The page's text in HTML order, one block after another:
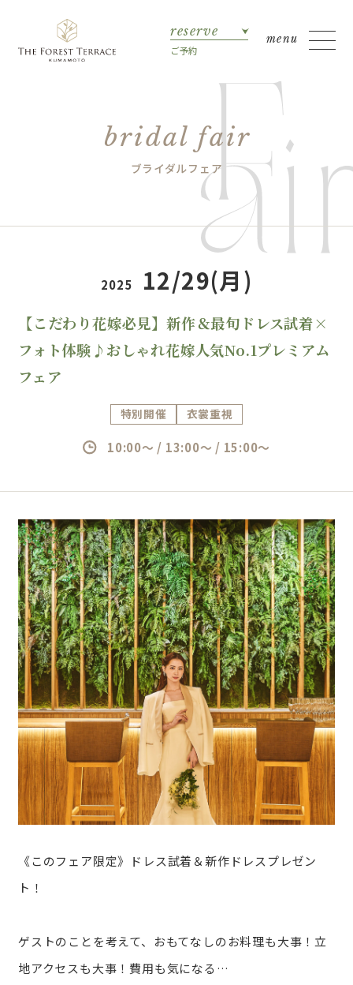
reserve
ご予約
bridal fair
ブライダルフェア
2025 12/29(月)
【こだわり花嫁必見】新作＆最旬ドレス試着×
フォト体験♪おしゃれ花嫁人気No.1プレミアム
フェア
特別開催 衣裳重視
10:00～ / 13:00～ / 15:00～
《このフェア限定》ドレス試着＆新作ドレスプレゼン
ト！
ゲストのことを考えて、おもてなしのお料理も大事！立
地アクセスも大事！費用も気になる…